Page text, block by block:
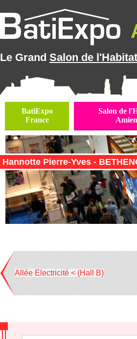
Le Grand Salon de l'Habitat
BatiExpo
France
Salon de
Hannotte Pierre-Yves -
Allée Electricité < (Hall B)